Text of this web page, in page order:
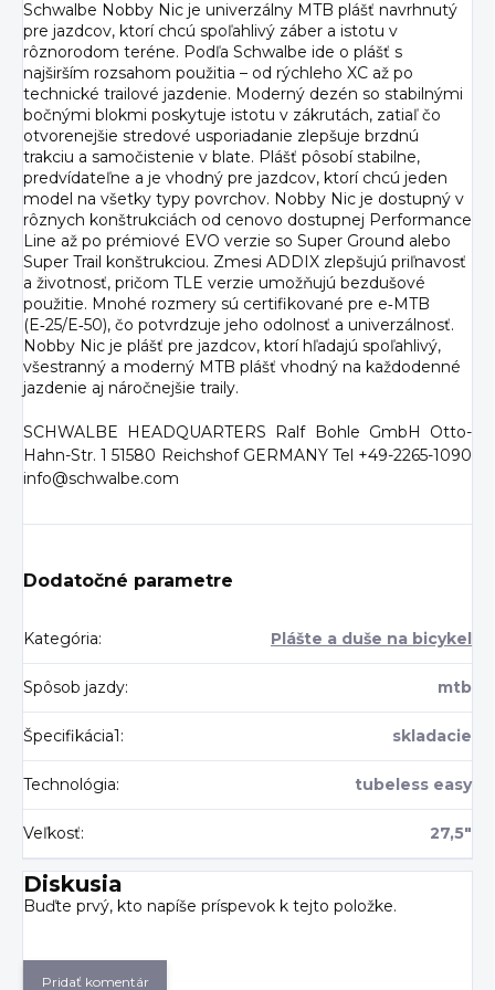
Schwalbe Nobby Nic je univerzálny MTB plášť navrhnutý
pre jazdcov, ktorí chcú spoľahlivý záber a istotu v
rôznorodom teréne. Podľa Schwalbe ide o plášť s
najširším rozsahom použitia – od rýchleho XC až po
technické trailové jazdenie. Moderný dezén so stabilnými
bočnými blokmi poskytuje istotu v zákrutách, zatiaľ čo
otvorenejšie stredové usporiadanie zlepšuje brzdnú
trakciu a samočistenie v blate. Plášť pôsobí stabilne,
predvídateľne a je vhodný pre jazdcov, ktorí chcú jeden
model na všetky typy povrchov. Nobby Nic je dostupný v
rôznych konštrukciách od cenovo dostupnej Performance
Line až po prémiové EVO verzie so Super Ground alebo
Super Trail konštrukciou. Zmesi ADDIX zlepšujú priľnavosť
a životnosť, pričom TLE verzie umožňujú bezdušové
použitie. Mnohé rozmery sú certifikované pre e‑MTB
(E‑25/E‑50), čo potvrdzuje jeho odolnosť a univerzálnosť.
Nobby Nic je plášť pre jazdcov, ktorí hľadajú spoľahlivý,
všestranný a moderný MTB plášť vhodný na každodenné
jazdenie aj náročnejšie traily.
SCHWALBE HEADQUARTERS Ralf Bohle GmbH Otto-
Hahn-Str. 1 51580 Reichshof GERMANY Tel +49-2265-1090
info@schwalbe.com
Dodatočné parametre
Kategória: Plášte a duše na bicykel
Spôsob jazdy: mtb
Špecifikácia1 : skladacie
Technológia: tubeless easy
Veľkosť: 27,5"
Diskusia
Buďte prvý, kto napíše príspevok k tejto položke.
Pridať komentár